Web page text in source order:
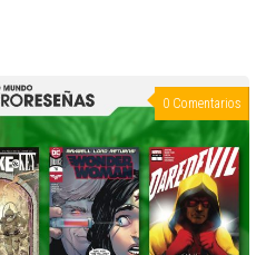
0 Comentarios